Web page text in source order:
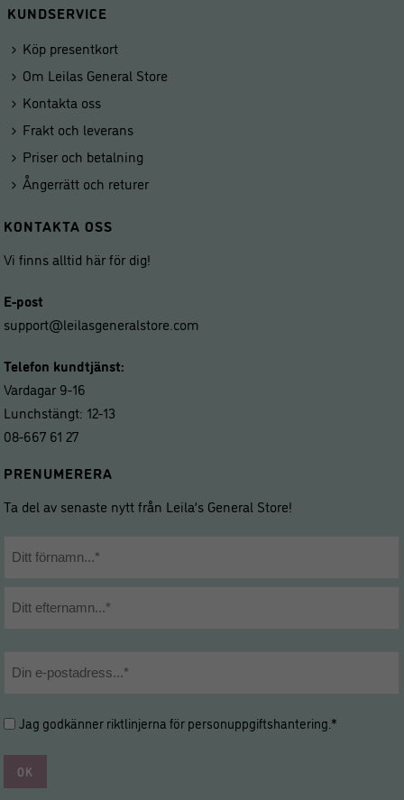
KUNDSERVICE
Köp presentkort
Om Leilas General Store
Kontakta oss
Frakt och leverans
Priser och betalning
Ångerrätt och returer
KONTAKTA OSS
Vi finns alltid här för dig!
E-post
support@leilasgeneralstore.com
Telefon kundtjänst:
Vardagar 9-16
Lunchstängt: 12-13
08-667 61 27
PRENUMERERA
Ta del av senaste nytt från Leila’s General Store!
Hantering
personuppgifter
*
Jag godkänner riktlinjerna förpersonuppgiftshantering .*